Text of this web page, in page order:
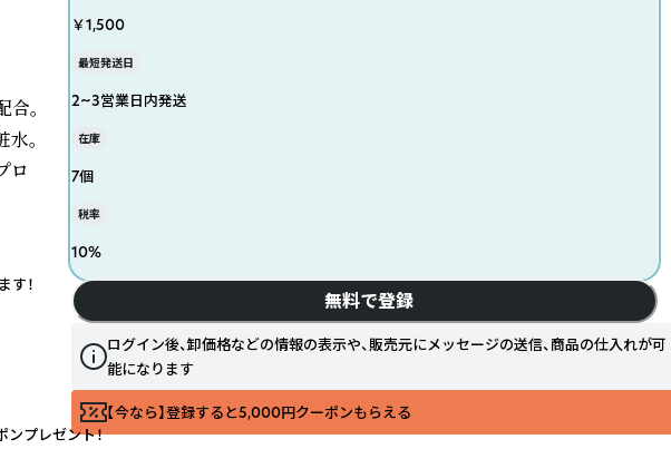
。
。
ロ
￥1,500
最短発送日
2~3営業日内発送
在庫
7個
税率
10%
無料で登録
ログイン後、卸価格などの情報の表示や、販売元にメッセージの送信、商品の仕入れが可
能になります
【今なら】登録すると5,000円クーポンもらえる
す！
プレゼント！